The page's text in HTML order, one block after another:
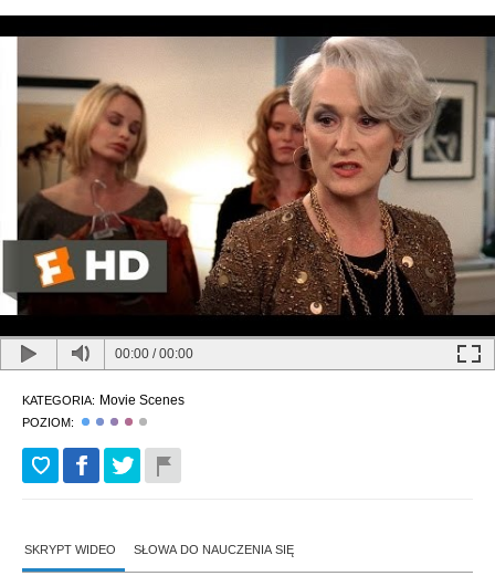
00:00 /00:00
KATEGORIA: Movie Scenes
POZIOM:
SKRYPT WIDEO SŁOWA DO NAUCZENIA SIĘ